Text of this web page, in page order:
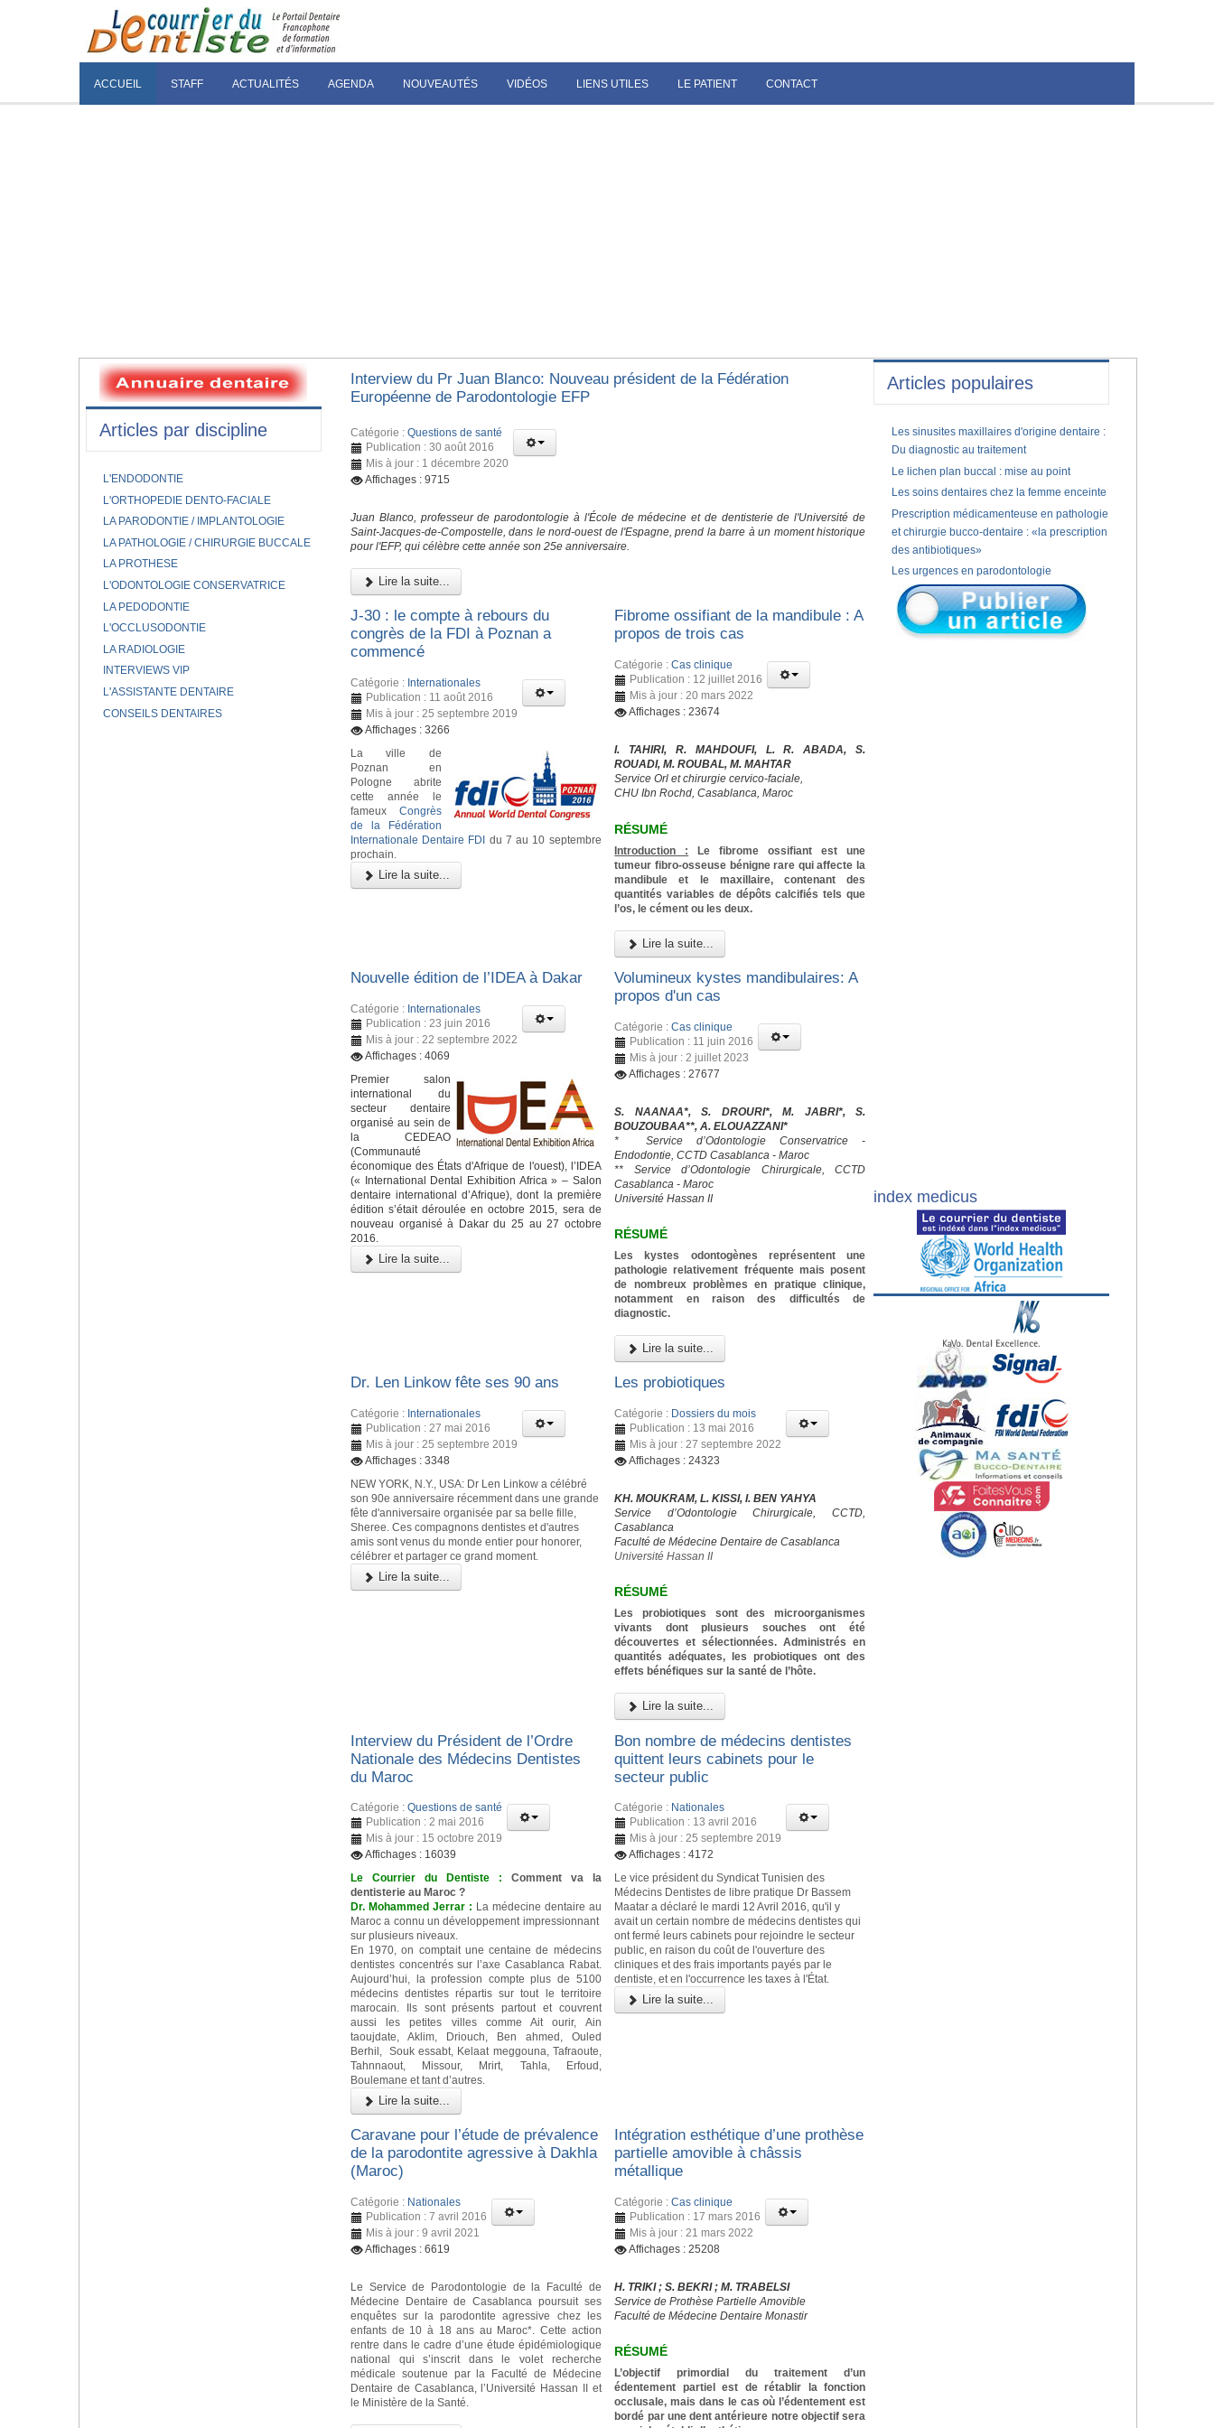
ACCUEIL STAFF ACTUALITÉS AGENDA NOUVEAUTÉS VIDÉOS LIENS UTILES LE PATIENT CONTACT
Interview du Pr Juan Blanco: Nouveau président de la Fédération
Européenne de Parodontologie EFP
Catégorie : Questions de santé
Publication : 30 août 2016
Mis à jour : 1 décembre 2020
Affichages : 9715
Juan Blanco, professeur de parodontologie à l'École de médecine et de dentisterie de l'Université de
Saint-Jacques-de-Compostelle, dans le nord-ouest de l'Espagne, prend la barre à un moment historique
pour l'EFP, qui célèbre cette année son 25e anniversaire.
Lire la suite...
J-30 : le compte à rebours du
congrès de la FDI à Poznan a
commencé
Catégorie : Internationales
Publication : 11 août 2016
Mis à jour : 25 septembre 2019
Affichages : 3266
La ville de
Poznan en
Pologne abrite
cette année le
fameux Congrès
de la Fédération
Internationale Dentaire FDI du 7 au 10 septembre
prochain.
Lire la suite...
Fibrome ossifiant de la mandibule : A
propos de trois cas
Catégorie :Cas clinique
Publication : 12 juillet 2016
Mis à jour : 20 mars 2022
Affichages : 23674
I. TAHIRI, R. MAHDOUFI, L. R. ABADA, S.
ROUADI, M. ROUBAL, M. MAHTAR
Service Orl et chirurgie cervico-faciale,
CHU Ibn Rochd, Casablanca, Maroc
RÉSUMÉ
Introduction : Le fibrome ossifiant est une
tumeur fibro-osseuse bénigne rare qui affecte la
mandibule et le maxillaire, contenant des
quantités variables de dépôts calcifiés tels que
l’os, le cément ou les deux.
Lire la suite...
Nouvelle édition de l’IDEA à Dakar
Catégorie : Internationales
Publication : 23 juin 2016
Mis à jour : 22 septembre 2022
Affichages : 4069
Premier salon
international du
secteur dentaire
organisé au sein de
la CEDEAO
(Communauté
économique des États d'Afrique de l'ouest), l’IDEA
(« International Dental Exhibition Africa » – Salon
dentaire international d’Afrique), dont la première
édition s’était déroulée en octobre 2015, sera de
nouveau organisé à Dakar du 25 au 27 octobre
2016.
Lire la suite...
Volumineux kystes mandibulaires: A
propos d'un cas
Catégorie :Cas clinique
Publication : 11 juin 2016
Mis à jour : 2 juillet 2023
Affichages : 27677
S. NAANAA*, S. DROURI*, M. JABRI*, S.
BOUZOUBAA**, A. ELOUAZZANI*
* Service d’Odontologie Conservatrice -
Endodontie, CCTD Casablanca - Maroc
** Service d’Odontologie Chirurgicale, CCTD
Casablanca - Maroc
Université Hassan II
RÉSUMÉ
Les kystes odontogènes représentent une
pathologie relativement fréquente mais posent
de nombreux problèmes en pratique clinique,
notamment en raison des difficultés de
diagnostic.
Lire la suite...
Dr. Len Linkow fête ses 90 ans
Catégorie : Internationales
Publication : 27 mai 2016
Mis à jour : 25 septembre 2019
Affichages : 3348
NEW YORK, N.Y., USA: Dr Len Linkow a célébré
son 90e anniversaire récemment dans une grande
fête d'anniversaire organisée par sa belle fille,
Sheree. Ces compagnons dentistes et d'autres
amis sont venus du monde entier pour honorer,
célébrer et partager ce grand moment.
Lire la suite...
Les probiotiques
Catégorie : Dossiers du mois
Publication : 13 mai 2016
Mis à jour : 27 septembre 2022
Affichages : 24323
KH. MOUKRAM, L. KISSI, I. BEN YAHYA
Service d’Odontologie Chirurgicale, CCTD,
Casablanca
Faculté de Médecine Dentaire de Casablanca
Université Hassan II
RÉSUMÉ
Les probiotiques sont des microorganismes
vivants dont plusieurs souches ont été
découvertes et sélectionnées. Administrés en
quantités adéquates, les probiotiques ont des
effets bénéfiques sur la santé de l’hôte.
Lire la suite...
Interview du Président de l’Ordre
Nationale des Médecins Dentistes
du Maroc
Catégorie : Questions de santé
Publication : 2 mai 2016
Mis à jour : 15 octobre 2019
Affichages : 16039
Le Courrier du Dentiste :
Comment va la
dentisterie au Maroc ?
Dr. Mohammed Jerrar : La médecine dentaire au
Maroc a connu un développement impressionnant
sur plusieurs niveaux.
En 1970, on comptait une centaine de médecins
dentistes concentrés sur l’axe Casablanca Rabat.
Aujourd’hui, la profession compte plus de 5100
médecins dentistes répartis sur tout le territoire
marocain. Ils sont présents partout et couvrent
aussi les petites villes comme Ait ourir, Ain
taoujdate, Aklim, Driouch, Ben ahmed, Ouled
Berhil, Souk essabt, Kelaat meggouna, Tafraoute,
Tahnnaout, Missour, Mrirt, Tahla, Erfoud,
Boulemane et tant d’autres.
Lire la suite...
Bon nombre de médecins dentistes
quittent leurs cabinets pour le
secteur public
Catégorie : Nationales
Publication : 13 avril 2016
Mis à jour : 25 septembre 2019
Affichages : 4172
Le vice président du Syndicat Tunisien des
Médecins Dentistes de libre pratique Dr Bassem
Maatar a déclaré le mardi 12 Avril 2016, qu'il y
avait un certain nombre de médecins dentistes qui
ont fermé leurs cabinets pour rejoindre le secteur
public, en raison du coût de l'ouverture des
cliniques et des frais importants payés par le
dentiste, et en l'occurrence les taxes à l'État.
Lire la suite...
Caravane pour l’étude de prévalence
de la parodontite agressive à Dakhla
(Maroc)
Catégorie : Nationales
Publication : 7 avril 2016
Mis à jour : 9 avril 2021
Affichages : 6619
Le Service de Parodontologie de la Faculté de
Médecine Dentaire de Casablanca poursuit ses
enquêtes sur la parodontite agressive chez les
enfants de 10 à 18 ans au Maroc*. Cette action
rentre dans le cadre d’une étude épidémiologique
national qui s’inscrit dans le volet recherche
médicale soutenue par la Faculté de Médecine
Dentaire de Casablanca, l’Université Hassan II et
le Ministère de la Santé.
Intégration esthétique d’une prothèse
partielle amovible à châssis
métallique
Catégorie :Cas clinique
Publication : 17 mars 2016
Mis à jour : 21 mars 2022
Affichages : 25208
H. TRIKI ; S. BEKRI ; M. TRABELSI
Service de Prothèse Partielle Amovible
Faculté de Médecine Dentaire Monastir
RÉSUMÉ
L’objectif primordial du traitement d’un
édentement partiel est de rétablir la fonction
occlusale, mais dans le cas où l’édentement est
bordé par une dent antérieure notre objectif sera
Articles par discipline
L'ENDODONTIE
L'ORTHOPEDIE DENTO-FACIALE
LA PARODONTIE / IMPLANTOLOGIE
LA PATHOLOGIE / CHIRURGIE BUCCALE
LA PROTHESE
L'ODONTOLOGIE CONSERVATRICE
LA PEDODONTIE
L'OCCLUSODONTIE
LA RADIOLOGIE
INTERVIEWS VIP
L'ASSISTANTE DENTAIRE
CONSEILS DENTAIRES
Articles populaires
Les sinusites maxillaires d'origine dentaire :
Du diagnostic au traitement
Le lichen plan buccal : mise au point
Les soins dentaires chez la femme enceinte
Prescription médicamenteuse en pathologie
et chirurgie bucco-dentaire : «la prescription
des antibiotiques»
Les urgences en parodontologie
index medicus